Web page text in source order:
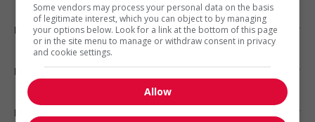
Emplois par statut
Emplois par type
Nos suggestions
Some vendors may process your personal data on the basis
of legitimate interest, which you can object to by managing
your options below. Look for a link at the bottom of this page
or in the site menu to manage or withdraw consent in privacy
and cookie settings.
Allow